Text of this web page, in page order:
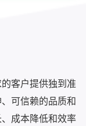
客户提供独到准
可信赖的品质和
成本降低和效率